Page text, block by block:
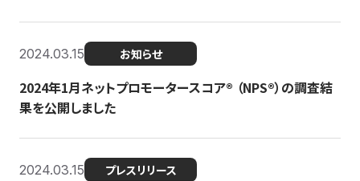
2024.03.15 お知らせ
2024年1月ネットプロモータースコア®︎ （NPS®︎）の調査結
果を公開しました
2024.03.15 プレスリリース